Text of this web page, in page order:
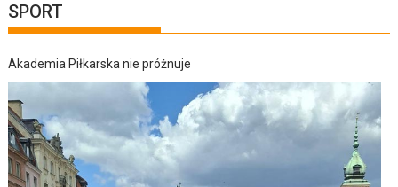
SPORT
Akademia Piłkarska nie próżnuje